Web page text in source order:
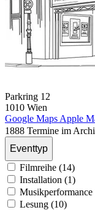
Parkring 12
1010 Wien
Google Maps Apple
1888 Termine im
Eventtyp
Filmreihe (14)
Installation (1)
Musikperformance
Lesung (10)